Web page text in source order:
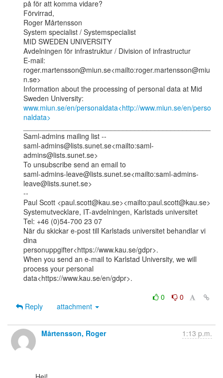
på för att komma vidare?
Förvirrad,
Roger Mårtensson
System specialist / Systemspecialist
MID SWEDEN UNIVERSITY
Avdelningen för infrastruktur / Division of infrastructur
E-mail:
roger.martensson@miun.se<mailto:roger.martensson@miu
n.se>
Information about the processing of personal data at Mid
www.miun.se/en/personaldata<http://www.miun.se/en/perso
naldata>
Saml-admins mailing list --
saml-admins@lists.sunet.se<mailto:saml-
admins@lists.sunet.se>
To unsubscribe send an email to
saml-admins-leave@lists.sunet.se<mailto:saml-admins-
leave@lists.sunet.se>
--
Paul Scott <paul.scott@kau.se><mailto:paul.scott@kau.se>
Systemutvecklare, IT-avdelningen, Karlstads universitet
Tel: +46 (0)54-700 23 07
När du skickar e-post till Karlstads universitet behandlar vi
dina
personuppgifter<https://www.kau.se/gdpr>.
When you send an e-mail to Karlstad University, we will
process your personal
data<https://www.kau.se/en/gdpr>.
0
0
Reply
attachment
Mårtensson, Roger 1:13 p.m.